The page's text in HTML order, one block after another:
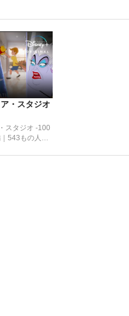
・スタジオ
スタジオ -100
543もの人気
ジナル短編映